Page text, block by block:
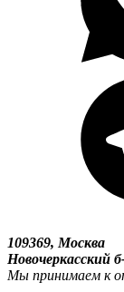
109369, Москва
Новочеркасский
Мы принимаем к